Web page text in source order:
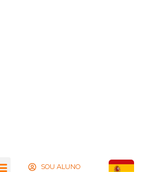
SOU ALUNO